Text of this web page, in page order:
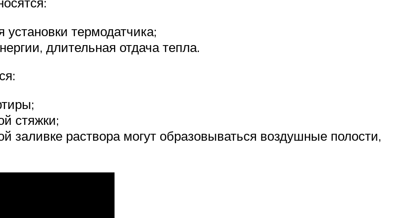
термодатчика;
длительная отдача тепла.
стяжки;
заливке раствора могут образовываться воздушные полости,